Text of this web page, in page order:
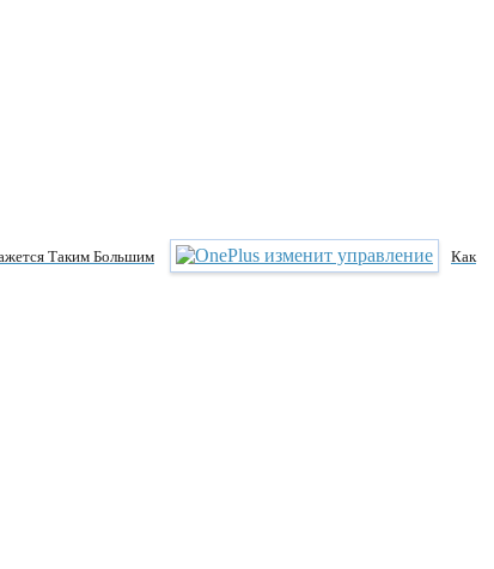
Таким Большим Как